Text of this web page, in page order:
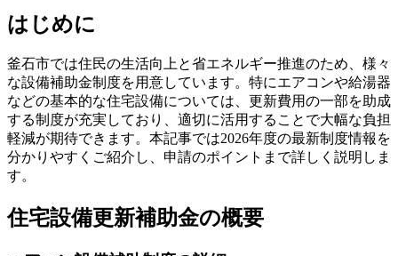
はじめに
釜石市では住民の生活向上と省エネルギー推進のため、様々
な設備補助金制度を用意しています。特にエアコンや給湯器
などの基本的な住宅設備については、更新費用の一部を助成
する制度が充実しており、適切に活用することで大幅な負担
軽減が期待できます。本記事では2026年度の最新制度情報を
分かりやすくご紹介し、申請のポイントまで詳しく説明しま
す。
住宅設備更新補助金の概要